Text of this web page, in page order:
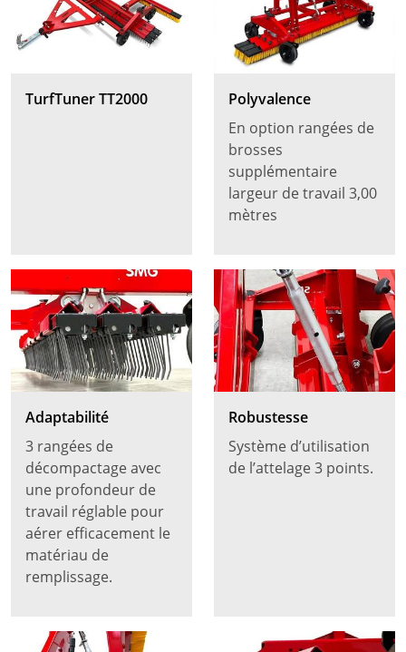
TurfTuner TT2000
Polyvalence
En option rangées de
brosses
supplémentaire
largeur de travail 3,00
mètres
Adaptabilité
3 rangées de
décompactage avec
une profondeur de
travail réglable pour
aérer efficacement le
matériau de
remplissage.
Robustesse
Système d’utilisation
de l’attelage 3 points.